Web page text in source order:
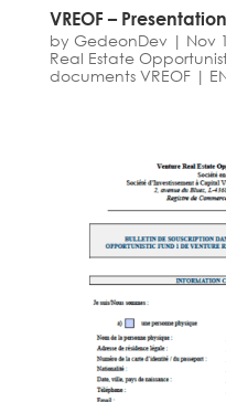
VREOF –
by GedeonDev | Nov
Real Estate
documents VREOF |